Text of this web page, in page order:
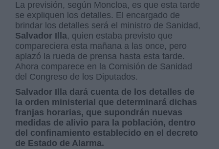
La previsión, según Moncloa, es que esta tarde
se expliquen los detalles. El encargado de
brindar los detalles será el ministro de Sanidad,
Salvador Illa, quien estaba previsto que
compareciera esta mañana a las once, pero
aplazó la rueda de prensa hasta esta tarde.
Ahora comparece en la Comisión de Sanidad
del Congreso de los Diputados.
Salvador Illa dará cuenta de los detalles de
la orden ministerial que determinará dichas
franjas horarias, que supondrán nuevas
medidas de alivio para la población, dentro
del confinamiento establecido en el decreto
de Estado de Alarma.